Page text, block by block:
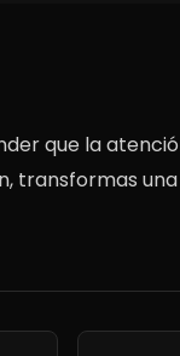
que la
transformas